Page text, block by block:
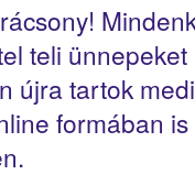
teli
újra tartok
formában